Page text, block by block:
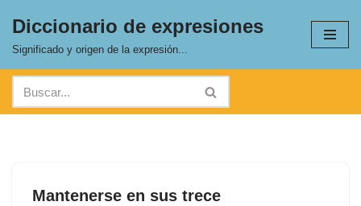
Saltar
contenido
Diccionario de expresiones
Significado y origen de la expresión...
Mantenerse en sus trece